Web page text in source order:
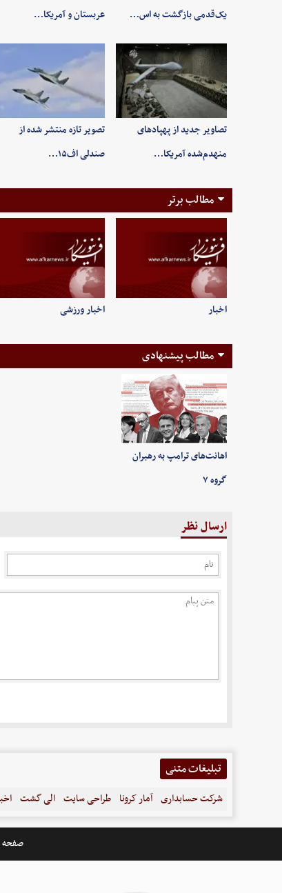
یک‌قدمی بازگشت به اس…
عربستان و آمریکا…
تصاویر جدید از پهپادهای
منهدم‌شده آمریکا…
تصویر تازه منتشر شده از
صندلی اف۱۵…
مطالب برتر
اخبار اخبار ورزشی
مطالب پیشنهادی
اهانت‌های ترامپ به رهبران
گروه ۷
ارسال نظر
تبلیغات متنی
شرکت حسابداری آمار کرونا طراحی سایت الی گشت